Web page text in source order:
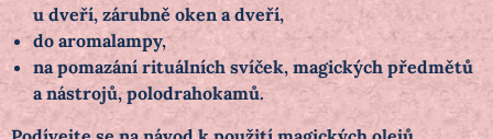
u dveří, zárubně oken a dveří,
do aromalampy,
na pomazání rituálních svíček, magických předmětů
a nástrojů, polodrahokamů.